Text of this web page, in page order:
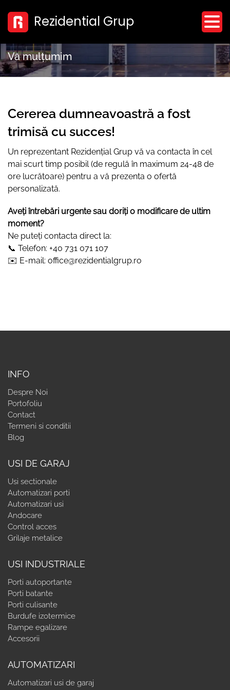
content
Rezidential Grup
Vă mulțumim
Cererea dumneavoastră a fost
trimisă cu succes!
Un reprezentant Rezidențial Grup vă va contacta în cel
mai scurt timp posibil (de regulă în maximum 24-48 de
ore lucrătoare) pentru a vă prezenta o ofertă
personalizată.
Aveți întrebări urgente sau doriți o modificare de ultim
moment?
Ne puteți contacta direct la:
📞 Telefon: +40 731 071 107
✉️ E-mail: office@rezidentialgrup.ro
INFO
Despre Noi
Portofoliu
Contact
Termeni si conditii
Blog
USI DE GARAJ
Usi sectionale
Automatizari porti
Automatizari usi
Andocare
Control acces
Grilaje metalice
USI INDUSTRIALE
Porti autoportante
Porti batante
Porti culisante
Burdufe izotermice
Rampe egalizare
Accesorii
AUTOMATIZARI
Automatizari usi de garaj